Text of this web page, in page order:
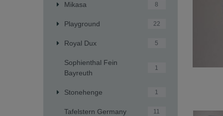
Mikasa 8
Playground 22
Royal Dux 5
Sophienthal Fein
Bayreuth
1
Stonehenge 1
Tafelstern Germany 11